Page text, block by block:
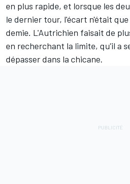
en plus rapide, et lorsque les
le dernier tour, l'écart n'était
demie. L'Autrichien faisait de
en recherchant la limite, qu'il a
dépasser dans la chicane.